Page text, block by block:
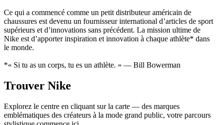
Ce qui a commencé comme un petit distributeur américain de
chaussures est devenu un fournisseur international d’articles de sport
supérieurs et d’innovations sans précédent. La mission ultime de
Nike est d’apporter inspiration et innovation à chaque athlète* dans
le monde.
*« Si tu as un corps, tu es un athlète. » — Bill Bowerman
Trouver Nike
Explorez le centre en cliquant sur la carte — des marques
emblématiques des créateurs à la mode grand public, votre parcours